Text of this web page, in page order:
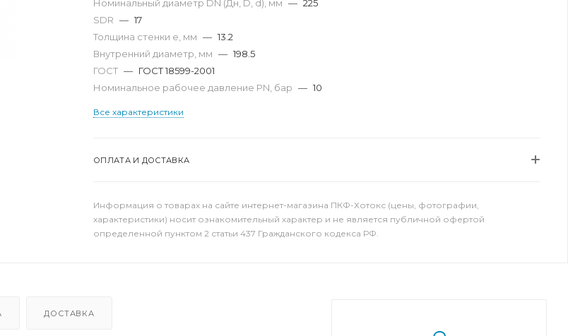
Номинальный диаметр DN (Дн, D, d), мм — 225
SDR — 17
Толщина стенки e, мм — 13.2
Внутренний диаметр, мм — 198.5
ГОСТ — ГОСТ 18599-2001
Номинальное рабочее давление PN, бар — 10
Все характеристики
ОПЛАТА И ДОСТАВКА
Информация о товарах на сайте интернет-магазина ПКФ-Хотокс (цены, фотографии,
характеристики) носит ознакомительный характер и не является публичной офертой
определенной пунктом 2 статьи 437 Гражданского кодекса РФ.
ДОСТАВКА